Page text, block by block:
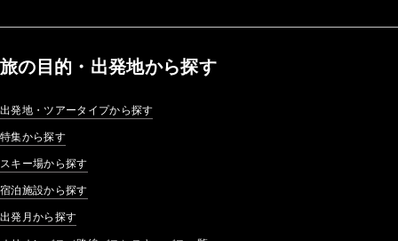
旅の目的・出発地から探す
出発地・ツアータイプから探す
特集から探す
スキー場から探す
宿泊施設から探す
出発月から探す